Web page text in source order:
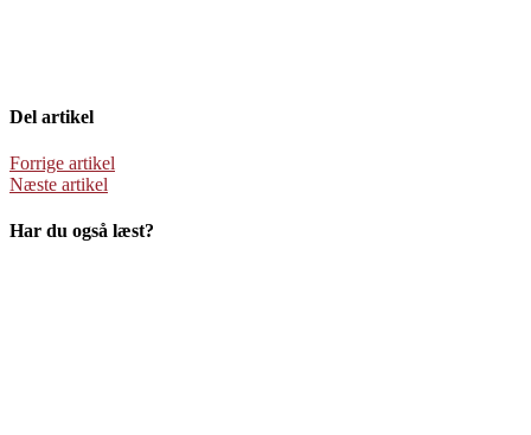
Del artikel
Forrige artikel
Næste artikel
Har du også læst?